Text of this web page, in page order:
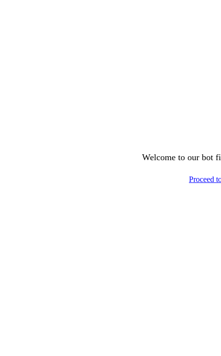
Welcome to our bot
Proceed